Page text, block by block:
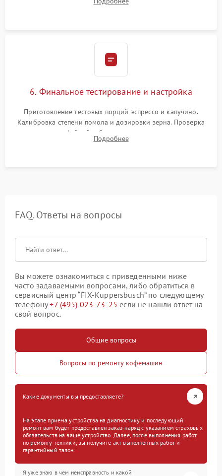
декальцинации и очистки системы от кофейных масел.
6. Финальное тестирование и настройка
Приготовление тестовых порций эспрессо и капучино.
Калибровка степени помола и дозировки зерна. Проверка
плотности кофейной таблетки, температуры напитка и
качества молочной пены. Контроль отсутствия посторонних
Подробнее
FAQ. Ответы на вопросы
Вы можете ознакомиться с приведенными ниже
часто задаваемыми вопросами, либо обратиться в
сервисный центр “FIX-Kuppersbusch” по следующему
телефону+7 (495) 023-73-25 если не нашли ответ на
свой вопрос.
Общие вопросы
Вопросы по ремонту кофемашин
Какие документы вы предоставляете?
На этапе приема устройства на диагностику и последующий
ремонт вам будет предоставлен заказ-наряд с указанием страховых
обязательств на ваше устройство. Далее, после выполнения работ
по ремонту техники, вы получите акт выполненных работ и
гарантийный талон.
Я уже знаю в чем неисправность и какой